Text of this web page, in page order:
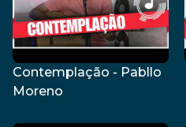
Contemplação - Pabllo
Moreno